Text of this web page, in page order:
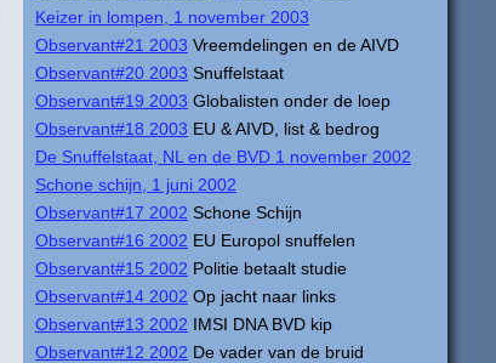
Keizer in lompen, 1 november 2003
Observant#21 2003 Vreemdelingen en de AIVD
Observant#20 2003 Snuffelstaat
Observant#19 2003 Globalisten onder de loep
Observant#18 2003 EU & AIVD, list & bedrog
De Snuffelstaat, NL en de BVD 1 november 2002
Schone schijn, 1 juni 2002
Observant#17 2002 Schone Schijn
Observant#16 2002 EU Europol snuffelen
Observant#15 2002 Politie betaalt studie
Observant#14 2002 Op jacht naar links
Observant#13 2002 IMSI DNA BVD kip
Observant#12 2002 De vader van de bruid